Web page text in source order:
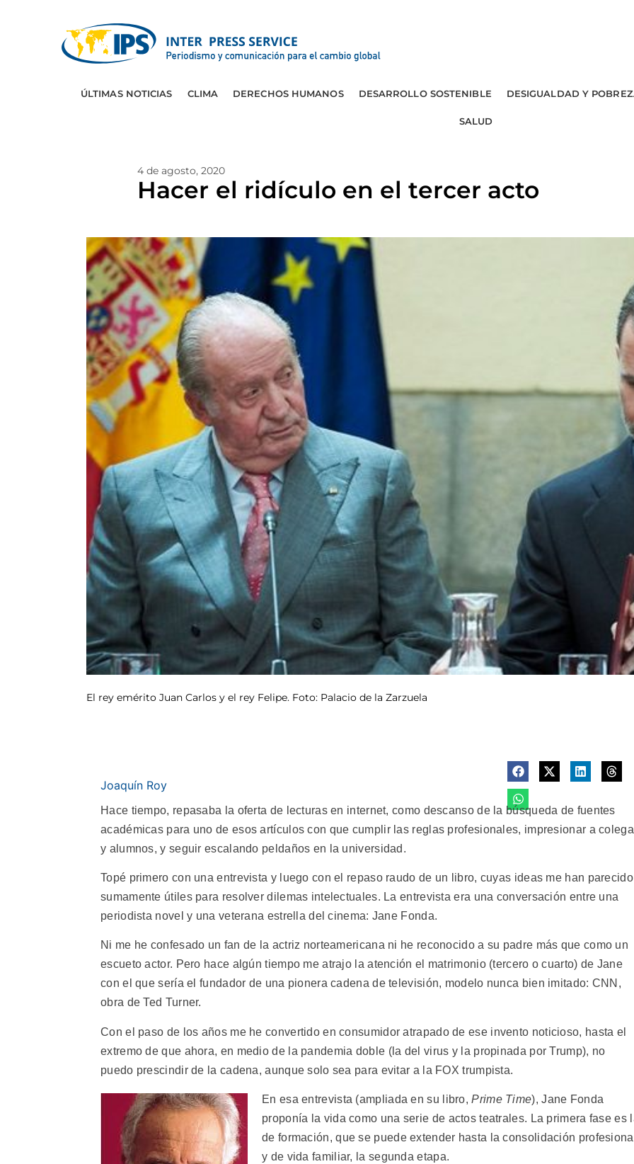
ÚLTIMAS NOTICIAS CLIMA DERECHOS HUMANOS DESARROLLO SOSTENIBLE DESIGUALDAD Y
SALUD
4 de agosto, 2020
Hacer el ridículo en el tercer acto
El rey emérito Juan Carlos y el rey Felipe. Foto: Palacio de la Zarzuela
Joaquín Roy
Hace tiempo, repasaba la oferta de lecturas en internet, como descanso de la búsqueda de fuentes
académicas para uno de esos artículos con que cumplir las reglas profesionales, impresionar a
y alumnos, y seguir escalando peldaños en la universidad.
Topé primero con una entrevista y luego con el repaso raudo de un libro, cuyas ideas me han parecido
sumamente útiles para resolver dilemas intelectuales. La entrevista era una conversación entre una
periodista novel y una veterana estrella del cinema: Jane Fonda.
Ni me he confesado un fan de la actriz norteamericana ni he reconocido a su padre más que como un
escueto actor. Pero hace algún tiempo me atrajo la atención el matrimonio (tercero o cuarto) de Jane
con el que sería el fundador de una pionera cadena de televisión, modelo nunca bien imitado: CNN,
obra de Ted Turner.
Con el paso de los años me he convertido en consumidor atrapado de ese invento noticioso, hasta el
extremo de que ahora, en medio de la pandemia doble (la del virus y la propinada por Trump), no
puedo prescindir de la cadena, aunque solo sea para evitar a la FOX trumpista.
En esa entrevista (ampliada en su libro,Prime Time), Jane Fonda
proponía la vida como una serie de actos teatrales. La primera fase es
de formación, que se puede extender hasta la consolidación
y de vida familiar, la segunda etapa.